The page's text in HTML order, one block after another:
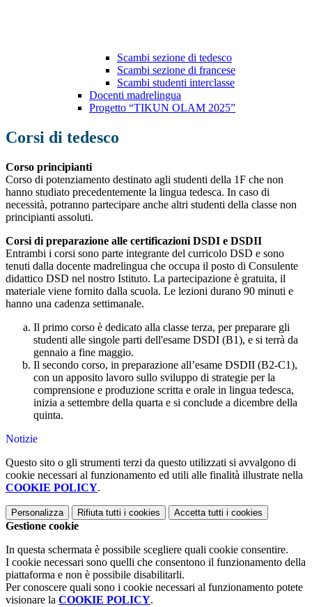
Scambi sezione di tedesco
Scambi sezione di francese
Scambi studenti interclasse
Docenti madrelingua
Progetto “TIKUN OLAM 2025”
Corsi di tedesco
Corso principianti
Corso di potenziamento destinato agli studenti della 1F che non
hanno studiato precedentemente la lingua tedesca. In caso di
necessità, potranno partecipare anche altri studenti della classe non
principianti assoluti.
Corsi di preparazione alle certificazioni DSDI e DSDII
Entrambi i corsi sono parte integrante del curricolo DSD e sono
tenuti dalla docente madrelingua che occupa il posto di Consulente
didattico DSD nel nostro Istituto. La partecipazione è gratuita, il
materiale viene fornito dalla scuola. Le lezioni durano 90 minuti e
hanno una cadenza settimanale.
Il primo corso è dedicato alla classe terza, per preparare gli
studenti alle singole parti dell'esame DSDI (B1), e si terrà da
gennaio a fine maggio.
Il secondo corso, in preparazione all’esame DSDII (B2-C1),
con un apposito lavoro sullo sviluppo di strategie per la
comprensione e produzione scritta e orale in lingua tedesca,
inizia a settembre della quarta e si conclude a dicembre della
quinta.
Notizie
Questo sito o gli strumenti terzi da questo utilizzati si avvalgono di
cookie necessari al funzionamento ed utili alle finalità illustrate nella
COOKIE POLICY.
Personalizza Rifiuta tutti i cookies Accetta tutti i cookies
Gestione cookie
In questa schermata è possibile scegliere quali cookie consentire.
I cookie necessari sono quelli che consentono il funzionamento della
piattaforma e non è possibile disabilitarli.
Per conoscere quali sono i cookie necessari al funzionamento potete
visionare la COOKIE POLICY.